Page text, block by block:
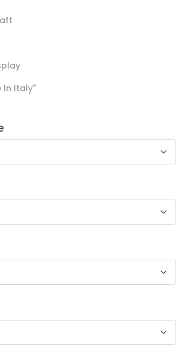
movimento e durata.
e dal tatto piacevole che si presta alla
scenografiche di ogni genere.
dai colori brillanti. E’ adatto per la
e decorazioni carnevalesche, ma
In Italy"